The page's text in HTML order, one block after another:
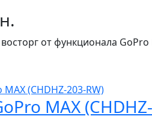
от функционала
MAX